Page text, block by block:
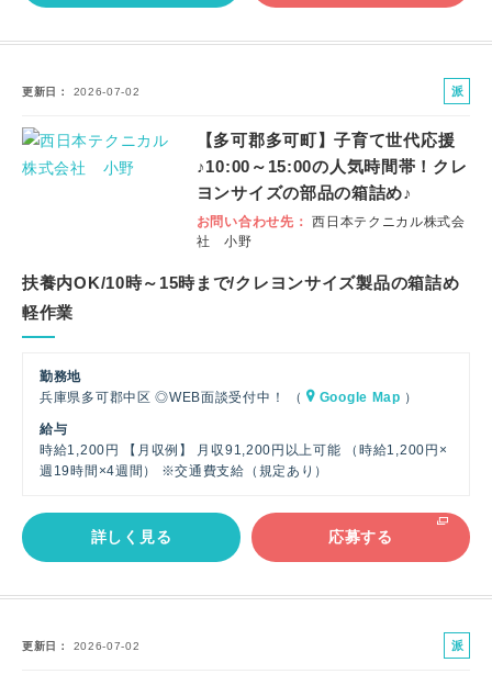
更新日 2026-07-02
派
社
員
【多可郡多可町】子育て世代応援
♪10:00～15:00の人気時間帯！クレ
ヨンサイズの部品の箱詰め♪
お問い合わせ先
西日本テクニカル株式会
社 小野
扶養内OK/10時～15時まで/クレヨンサイズ製品の箱詰め
軽作業
勤務地
兵庫県多可郡中区 ◎WEB面談受付中！ （
Google Map ）
給与
時給1,200円 【月収例】 月収91,200円以上可能 （時給1,200円×
週19時間×4週間） ※交通費支給（規定あり）
詳しく見る 応募する
更新日 2026-07-02
派